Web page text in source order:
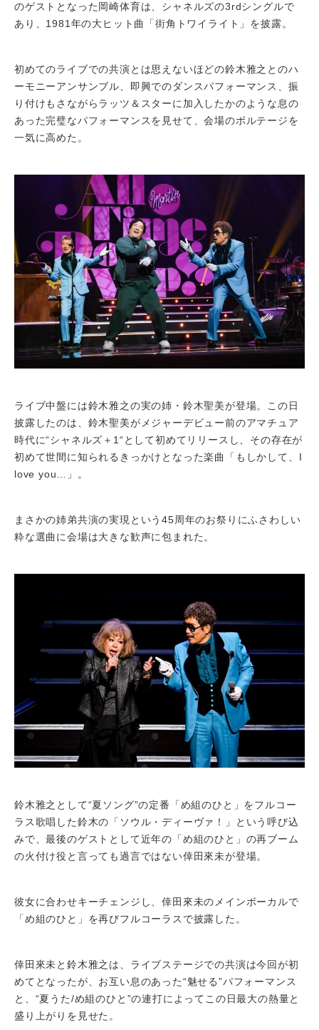
のゲストとなった岡崎体育は、シャネルズの3rdシングルで
あり、1981年の大ヒット曲「街角トワイライト」を披露。
初めてのライブでの共演とは思えないほどの鈴木雅之とのハ
ーモニーアンサンブル、即興でのダンスパフォーマンス、振
り付けもさながらラッツ＆スターに加入したかのような息の
あった完璧なパフォーマンスを見せて、会場のボルテージを
一気に高めた。
ライブ中盤には鈴木雅之の実の姉・鈴木聖美が登場。この日
披露したのは、鈴木聖美がメジャーデビュー前のアマチュア
時代に“シャネルズ＋1“として初めてリリースし、その存在が
初めて世間に知られるきっかけとなった楽曲「もしかして、I
love you…」。
まさかの姉弟共演の実現という45周年のお祭りにふさわしい
粋な選曲に会場は大きな歓声に包まれた。
鈴木雅之として“夏ソング”の定番「め組のひと」をフルコー
ラス歌唱した鈴木の「ソウル・ディーヴァ！」という呼び込
みで、最後のゲストとして近年の「め組のひと」の再ブーム
の火付け役と言っても過言ではない倖田來未が登場。
彼女に合わせキーチェンジし、倖田來未のメインボーカルで
「め組のひと」を再びフルコーラスで披露した。
倖田來未と鈴木雅之は、ライブステージでの共演は今回が初
めてとなったが、お互い息のあった“魅せる”パフォーマンス
と、“夏うた/め組のひと”の連打によってこの日最大の熱量と
盛り上がりを見せた。